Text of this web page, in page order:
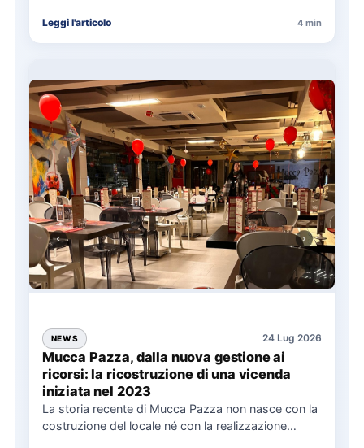
Leggi l'articolo 4 min
NEWS 24 Lug 2026
Mucca Pazza, dalla nuova gestione ai
ricorsi: la ricostruzione di una vicenda
iniziata nel 2023
La storia recente di Mucca Pazza non nasce con la
costruzione del locale né con la realizzazione